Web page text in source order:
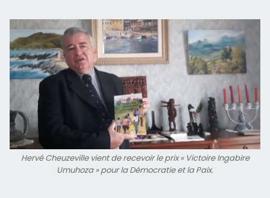
Hervé Cheuzeville vient de recevoir le prix « Victoire Ingabire
Umuhoza » pour la Démocratie et la Paix.